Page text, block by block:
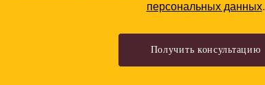
персональных данных.